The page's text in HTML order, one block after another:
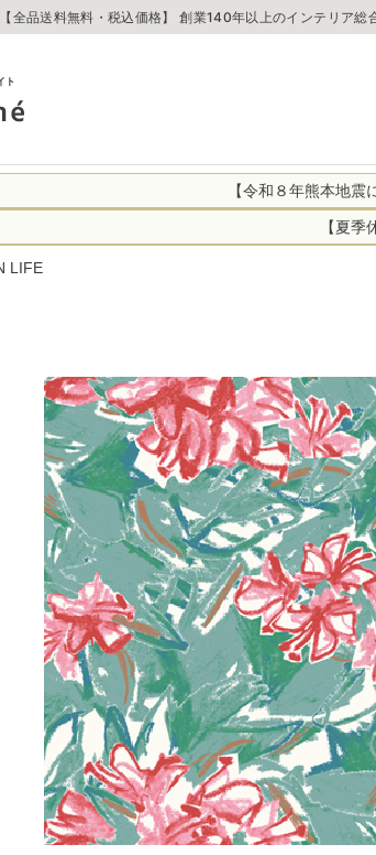
【全品送料無料・税込価格】 創業140年以上のインテリア
ト
【令和８年熊本地震
令和8年熊本地震により、お亡くなりになられた
に心よりお見舞い申し上げます。 この地震の影
生じております。
なお、今後の被害状況や交通規制などにより、
お客さまにはご不便をおかけいたしますが、何
詳しくはこちら
【夏季
出荷センターも休業となりますため、休業期間中
オーダー商品など、詳しくはこちらから
LIFE